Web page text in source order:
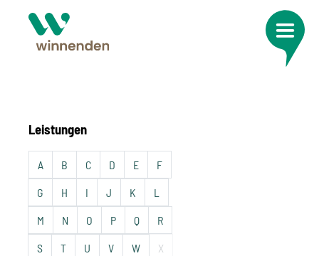
Leistungen
A B C D E F
G H I J K L
M N O P Q R
S T U V W X